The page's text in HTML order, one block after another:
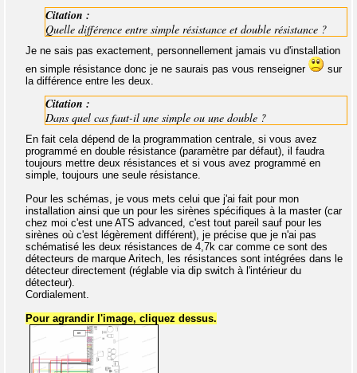
Citation :
Quelle différence entre simple résistance et double résistance ?
Je ne sais pas exactement, personnellement jamais vu d'installation
en simple résistance donc je ne saurais pas vous renseigner
sur
la différence entre les deux.
Citation :
Dans quel cas faut-il une simple ou une double ?
En fait cela dépend de la programmation centrale, si vous avez
programmé en double résistance (paramètre par défaut), il faudra
toujours mettre deux résistances et si vous avez programmé en
simple, toujours une seule résistance.
Pour les schémas, je vous mets celui que j'ai fait pour mon
installation ainsi que un pour les sirènes spécifiques à la master (car
chez moi c'est une ATS advanced, c'est tout pareil sauf pour les
sirènes où c'est légèrement différent), je précise que je n'ai pas
schématisé les deux résistances de 4,7k car comme ce sont des
détecteurs de marque Aritech, les résistances sont intégrées dans le
détecteur directement (réglable via dip switch à l'intérieur du
détecteur).
Cordialement.
Pour agrandir l'image, cliquez dessus.